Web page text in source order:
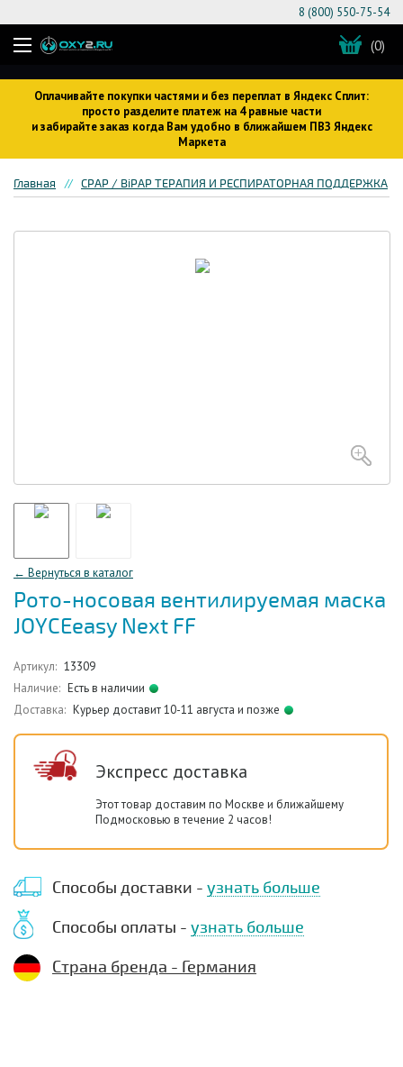
Оплачивайте покупки частями и без переплат в Яндекс Сплит:
просто разделите платеж на 4 равные части
и забирайте заказ когда Вам удобно в ближайшем ПВЗ Яндекс
Маркета
8 (800) 550-75-54
(0)
Главная CPAP / BiPAP ТЕРАПИЯ И РЕСПИРАТОРНАЯ ПОДДЕРЖКА
← Вернуться в каталог
Рото-носовая вентилируемая маска
JOYCEeasy Next FF
Артикул: 13309
Наличие: Есть в наличии
Доставка: Курьер доставит 10-11 августа и позже
Экспресс доставка
Этот товар доставим по Москве и ближайшему
Подмосковью в течение 2 часов!
Способы доставки - узнать больше
Способы оплаты - узнать больше
Страна бренда - Германия